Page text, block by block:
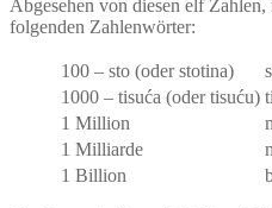
Abgesehen von diesen elf
folgenden Zahlenwörter:
100 – sto (oder stotina)
1000 – tisuća (oder tisuću)
1 Million
1 Milliarde
1 Billion